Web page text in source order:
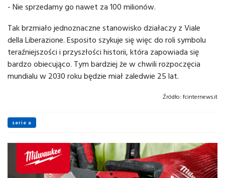
- Nie sprzedamy go nawet za 100 milionów.
Tak brzmiało jednoznaczne stanowisko działaczy z Viale
della Liberazione. Esposito szykuje się więc do roli symbolu
teraźniejszości i przyszłości historii, która zapowiada się
bardzo obiecująco. Tym bardziej że w chwili rozpoczęcia
mundialu w 2030 roku będzie miał zaledwie 25 lat.
Źródło: fcinternews.it
serie a